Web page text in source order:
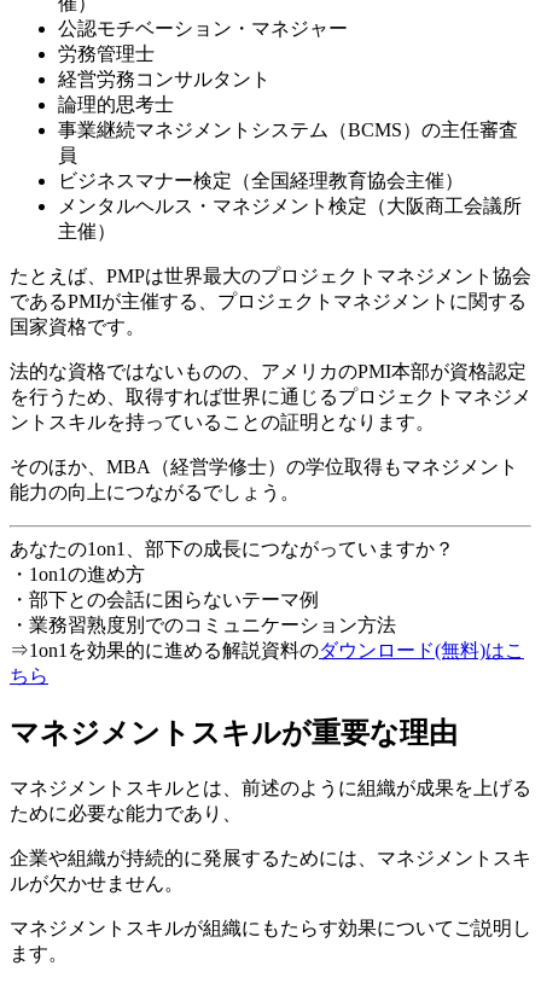
公認モチベーション・マネジャー
労務管理士
経営労務コンサルタント
論理的思考士
事業継続マネジメントシステム（BCMS）の主任審査
員
ビジネスマナー検定（全国経理教育協会主催）
メンタルヘルス・マネジメント検定（大阪商工会議所
主催）
たとえば、PMPは世界最大のプロジェクトマネジメント協会
であるPMIが主催する、プロジェクトマネジメントに関する
国家資格です。
法的な資格ではないものの、アメリカのPMI本部が資格認定
を行うため、取得すれば世界に通じるプロジェクトマネジメ
ントスキルを持っていることの証明となります。
そのほか、MBA（経営学修士）の学位取得もマネジメント
能力の向上につながるでしょう。
あなたの1on1、部下の成長につながっていますか？
・1on1の進め方
・部下との会話に困らないテーマ例
・業務習熟度別でのコミュニケーション方法
⇒1on1を効果的に進める解説資料のダウンロード(無料)はこ
ちら
マネジメントスキルが重要な理由
マネジメントスキルとは、前述のように組織が成果を上げる
ために必要な能力であり、
企業や組織が持続的に発展するためには、マネジメントスキ
ルが欠かせません。
マネジメントスキルが組織にもたらす効果についてご説明し
ます。